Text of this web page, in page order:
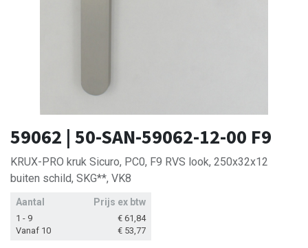
59062 | 50-SAN-59062-12-00 F9
KRUX-PRO kruk Sicuro, PC0, F9 RVS look, 250x32x12
buiten schild, SKG**, VK8
Aantal Prijs ex btw
1 - 9 € 61,84
Vanaf 10
€ 53,77